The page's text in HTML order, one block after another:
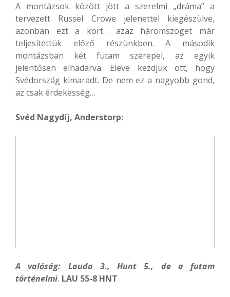
A montázsok között jött a szerelmi „dráma” a
tervezett Russel Crowe jelenettel kiegészülve,
azonban ezt a kört… azaz háromszöget már
teljesítettük előző részünkben. A második
montázsban két futam szerepel, az egyik
jelentősen elhadarva. Eleve kezdjük ott, hogy
Svédország kimaradt. De nem ez a nagyobb gond,
az csak érdekesség…
Svéd Nagydíj, Anderstorp:
A valóság: Lauda 3., Hunt 5., de a futam
történelmi. LAU 55-8 HNT